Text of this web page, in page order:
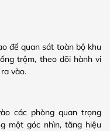
để quan sát toàn bộ khu
trộm, theo dõi hành vi
vào.
các phòng quan trọng
một góc nhìn, tăng hiệu